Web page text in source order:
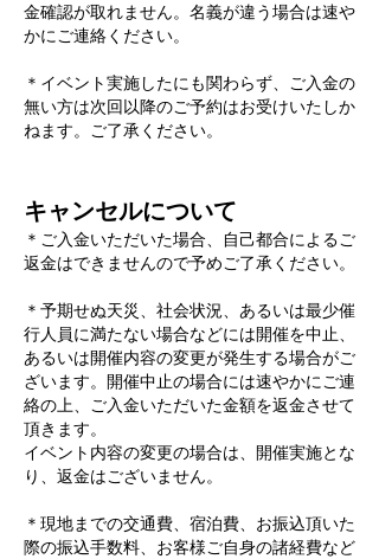
金確認が取れません。名義が違う場合は速や
かにご連絡ください。
＊イベント実施したにも関わらず、ご入金の
無い方は次回以降のご予約はお受けいたしか
ねます。ご了承ください。
キャンセルについて
＊ご入金いただいた場合、自己都合によるご
返金はできませんので予めご了承ください。
＊予期せぬ天災、社会状況、あるいは最少催
行人員に満たない場合などには開催を中止、
あるいは開催内容の変更が発生する場合がご
ざいます。開催中止の場合には速やかにご連
絡の上、ご入金いただいた金額を返金させて
頂きます。
イベント内容の変更の場合は、開催実施とな
り、返金はございません。
＊現地までの交通費、宿泊費、お振込頂いた
際の振込手数料、お客様ご自身の諸経費など